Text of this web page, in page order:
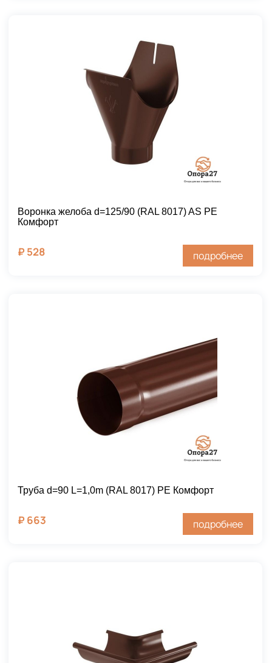
Воронка желоба d=125/90 (RAL 8017) AS PE
Комфорт
₽ 528 подробнее
Труба d=90 L=1,0m (RAL 8017) PE Комфорт
₽ 663 подробнее